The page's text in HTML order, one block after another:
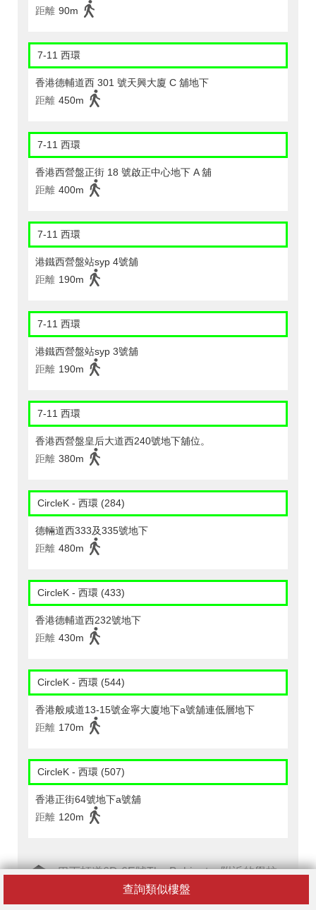
查詢類似樓盤
距離 90m
7-11 西環
香港德輔道西 301 號天興大廈 C 舖地下
距離 450m
7-11 西環
香港西營盤正街 18 號啟正中心地下 A 舖
距離 400m
7-11 西環
港鐵西營盤站syp 4號舖
距離 190m
7-11 西環
港鐵西營盤站syp 3號舖
距離 190m
7-11 西環
香港西營盤皇后大道西240號地下舖位。
距離 380m
CircleK - 西環 (284)
德輛道西333及335號地下
距離 480m
CircleK - 西環 (433)
香港德輔道西232號地下
距離 430m
CircleK - 西環 (544)
香港般咸道13-15號金寧大廈地下a號舖連低層地下
距離 170m
CircleK - 西環 (507)
香港正街64號地下a號舖
距離 120m
巴丙頓道6D-6E號The Babington附近的學校
籽苗幼稚園